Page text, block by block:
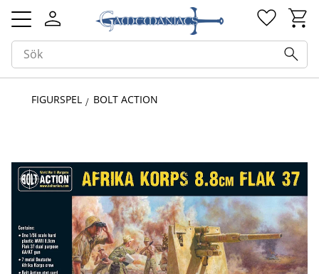
Meny
FIGURSPEL BOLT ACTION